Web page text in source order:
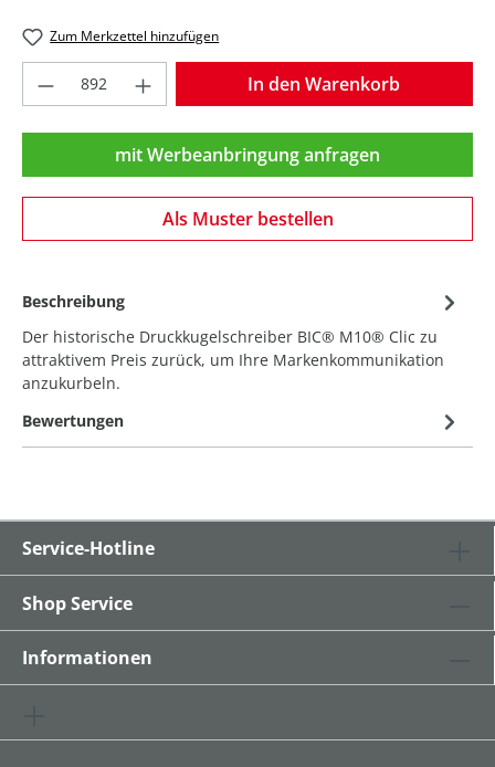
Zum Merkzettel hinzufügen
Produkt Anzahl: Gib den gewünschten
In den Warenkorb
mit Werbeanbringung anfragen
Als Muster bestellen
Beschreibung
Der historische Druckkugelschreiber BIC® M10® Clic zu
attraktivem Preis zurück, um Ihre Markenkommunikation
anzukurbeln.
Bewertungen
Service-Hotline
Shop Service
Informationen